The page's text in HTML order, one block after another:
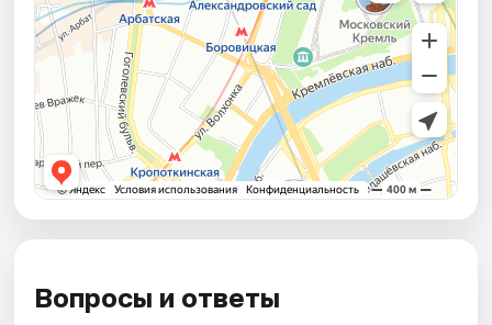
Вопросы и ответы